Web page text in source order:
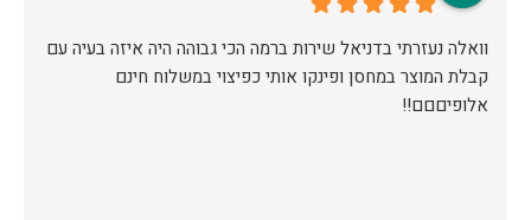
וואלה נעזרתי בדניאל שירות ברמה הכי גבוהה היה איזה בעיה עם
קבלת המוצר במחסן ופינקו אותי כפיצוי במשלוח חינם
אלופיםםם!!